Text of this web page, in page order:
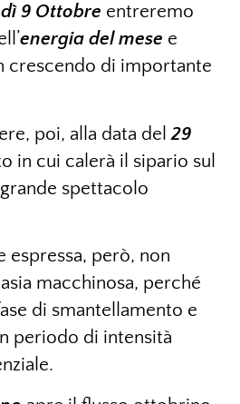
9 Ottobre entreremo
energia del mese e
crescendo di importante
poi, alla data del29
in cui calerà il sipario sul
spettacolo
espressa, però, non
macchinosa, perché
di smantellamento e
periodo di intensità